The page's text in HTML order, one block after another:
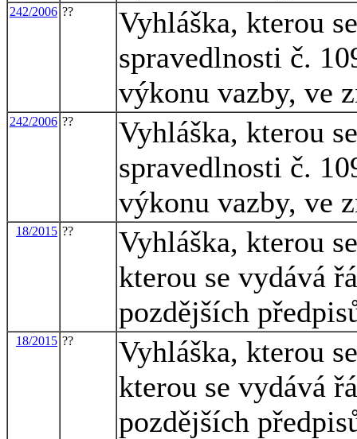
242/2006 ??
Vyhláška, kterou
spravedlnosti č.
výkonu vazby, ve
242/2006 ??
Vyhláška, kterou
spravedlnosti č.
výkonu vazby, ve
18/2015 ??
Vyhláška, kterou
kterou se vydává
pozdějších
18/2015 ??
Vyhláška, kterou
kterou se vydává
pozdějších